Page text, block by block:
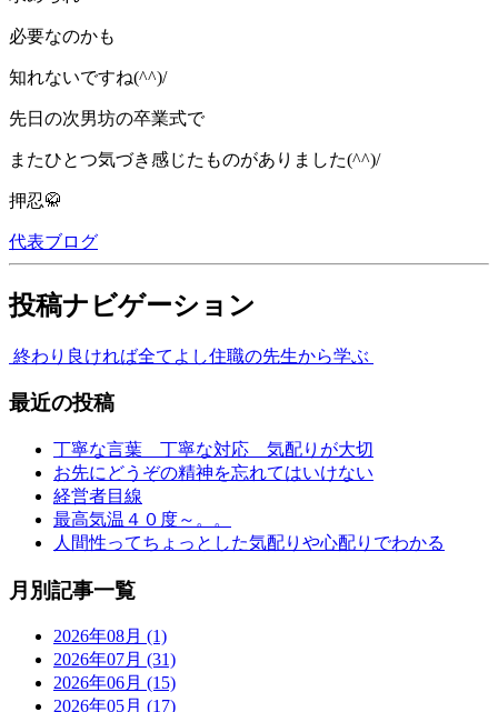
必要なのかも
知れないですね(^^)/
先日の次男坊の卒業式で
またひとつ気づき感じたものがありました(^^)/
押忍🥋
代表ブログ
投稿ナビゲーション
終わり良ければ全てよし住職の先生から学ぶ
最近の投稿
丁寧な言葉 丁寧な対応 気配りが大切
お先にどうぞの精神を忘れてはいけない
経営者目線
最高気温４０度～。。
人間性ってちょっとした気配りや心配りでわかる
月別記事一覧
2026年08月 (1)
2026年07月 (31)
2026年06月 (15)
2026年05月 (17)